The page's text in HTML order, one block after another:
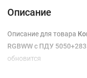
Описание
Описание для товара
RGBWW c ПДУ
обновится